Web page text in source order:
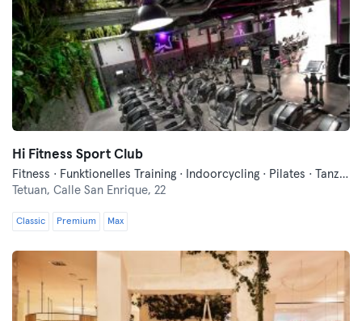
Hi Fitness Sport Club
Fitness · Funktionelles Training · Indoorcycling · Pilates · Tanzen · Yoga
Tetuan, Calle San Enrique, 22
Classic Premium Max